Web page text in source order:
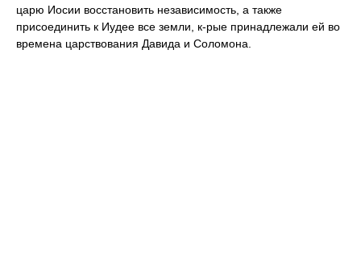
царю Иосии восстановить независимость, а также
присоединить к Иудее все земли, к-рые принадлежали ей во
времена царствования Давида и Соломона.